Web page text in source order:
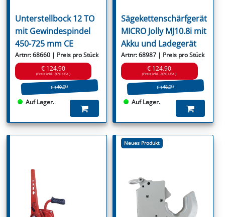
Unterstellbock 12 TO
mit Gewindespindel
450-725 mm CE
Artnr: 68660 | Preis pro Stück
€ 124.90
(Preis inkl. 20% USt.)
€ 149.00
Auf Lager.
Sägekettenschärfgerät
MICRO Jolly MJ10.8i mit
Akku und Ladegerät
Artnr: 68987 | Preis pro Stück
€ 124.90
(Preis inkl. 20% USt.)
€ 148.90
Auf Lager.
Neues Produkt